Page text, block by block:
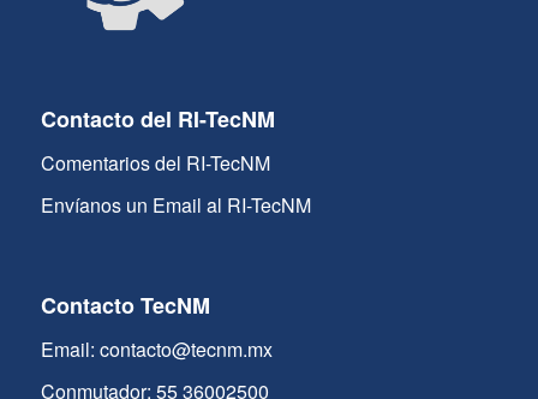
Contacto del RI-TecNM
Comentarios del RI-TecNM
Envíanos un Email al RI-TecNM
Contacto TecNM
Email: contacto@tecnm.mx
Conmutador: 55 36002500